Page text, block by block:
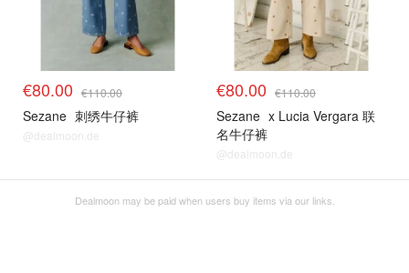
€80.00 €110.00
Sezane 刺绣牛仔裤
@dealmoon.de
€80.00 €110.00
Sezane x Lucia Vergara 联
名牛仔裤
@dealmoon.de
Dealmoon may be paid when users buy items via our links.